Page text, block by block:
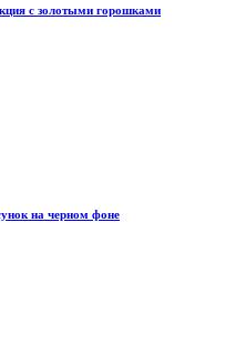
с золотыми горошками
на черном фоне